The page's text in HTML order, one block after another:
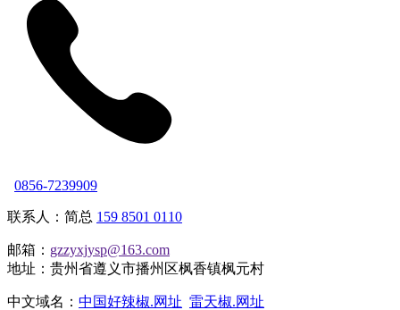
0856-7239909
联系人：简总 159 8501 0110
邮箱： gzzyxjysp@163.com
地址：贵州省遵义市播州区枫香镇枫元村
中文域名： 中国好辣椒.网址 雷天椒.网址